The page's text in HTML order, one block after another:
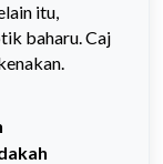
itu,
baharu. Caj